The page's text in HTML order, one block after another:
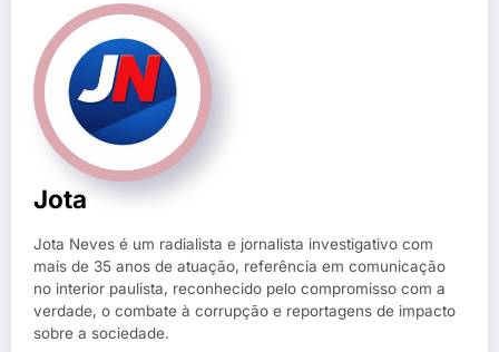
Jota
Jota Neves é um radialista e jornalista investigativo com
mais de 35 anos de atuação, referência em comunicação
no interior paulista, reconhecido pelo compromisso com a
verdade, o combate à corrupção e reportagens de impacto
sobre a sociedade.